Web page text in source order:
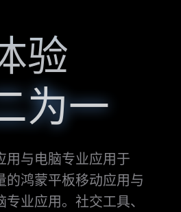
验
为一
用与电脑专业应用于
的鸿蒙平板移动应用与
业应用。社交工具、